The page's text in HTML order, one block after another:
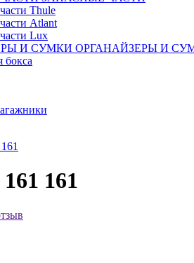
Thule
Atlant
Lux
ОРГАНАЙЗЕРЫ И
бокса
161